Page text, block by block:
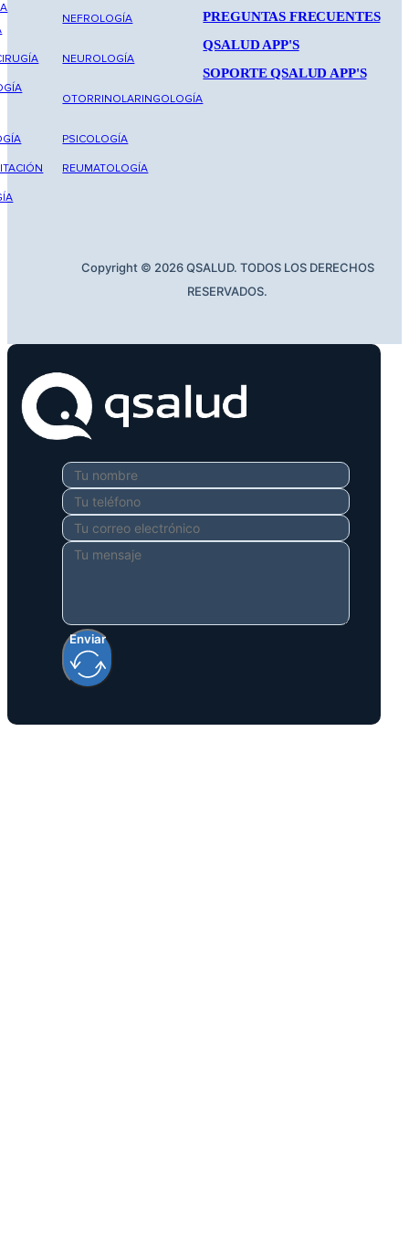
NEFROLOGÍA
NEUROLOGÍA
OTORRINOLARINGOLOGÍA
PSICOLOGÍA
REUMATOLOGÍA
PREGUNTAS FRECUENTES
QSALUD APP'S
SOPORTE QSALUD APP'S
Copyright © 2026 QSALUD. TODOS LOS DERECHOS
RESERVADOS.
Enviar